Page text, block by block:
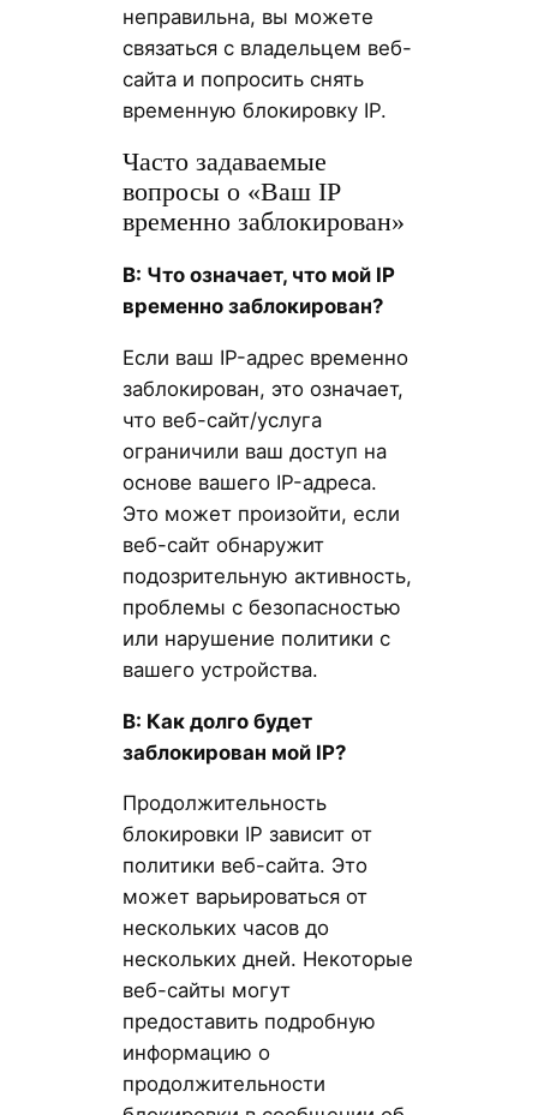
неправильна, вы можете
связаться с владельцем веб-
сайта и попросить снять
временную блокировку IP.
Часто задаваемые
вопросы о «Ваш IP
временно заблокирован»
В: Что означает, что мой IP
временно заблокирован?
Если ваш IP-адрес временно
заблокирован, это означает,
что веб-сайт/услуга
ограничили ваш доступ на
основе вашего IP-адреса.
Это может произойти, если
веб-сайт обнаружит
подозрительную активность,
проблемы с безопасностью
или нарушение политики с
вашего устройства.
В: Как долго будет
заблокирован мой IP?
Продолжительность
блокировки IP зависит от
политики веб-сайта. Это
может варьироваться от
нескольких часов до
нескольких дней. Некоторые
веб-сайты могут
предоставить подробную
информацию о
продолжительности